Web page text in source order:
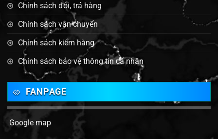
Chính sách đổi, trả hàng
Chính sách vận chuyển
Chính sách kiểm hàng
Chính sách bảo vệ thông tin cá nhân
FANPAGE
Google map